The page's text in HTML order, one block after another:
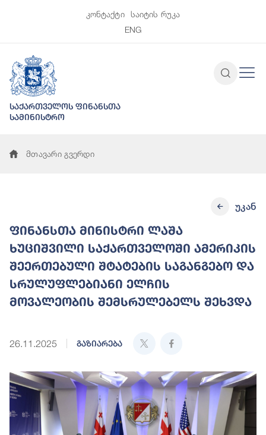
კონტაქტი
საიტის რუკა
ENG
საქართველოს ფინანსთა
სამინისტრო
მთავარი გვერდი
ფინანსთა მინისტრი ლაშა
ხუციშვილი საქართველოში ამერიკის
შეერთებული შტატების საგანგებო და
სრულუფლებიანი ელჩის
მოვალეობის შემსრულებელს შეხვდა
26.11.2025 გაზიარება
უკან